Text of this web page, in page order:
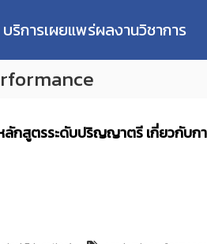
บริการเผยแพร่ผลงานวิชาการ
กสูตรระดับปริญญาตรี เกี่ยวกับก